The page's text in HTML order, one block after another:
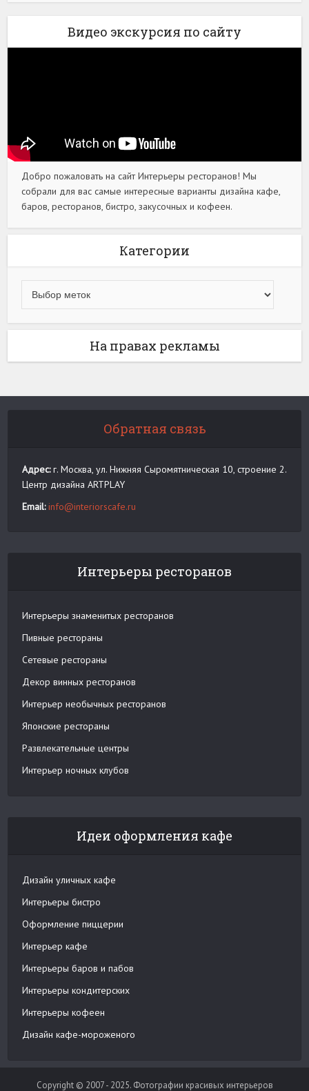
Видео экскурсия по сайту
Добро пожаловать на сайт Интерьеры ресторанов! Мы
собрали для вас самые интересные варианты дизайна кафе,
баров, ресторанов, бистро, закусочных и кофеен.
Категории
На правах рекламы
Обратная связь
Адрес:г. Москва, ул. Нижняя Сыромятническая 10, строение 2.
Центр дизайна ARTPLAY
Email: info@interiorscafe.ru
Интерьеры ресторанов
Интерьеры знаменитых ресторанов
Пивные рестораны
Сетевые рестораны
Декор винных ресторанов
Интерьер необычных ресторанов
Японские рестораны
Развлекательные центры
Интерьер ночных клубов
Идеи оформления кафе
Дизайн уличных кафе
Интерьеры бистро
Оформление пиццерии
Интерьер кафе
Интерьеры баров и пабов
Интерьеры кондитерских
Интерьеры кофеен
Дизайн кафе-мороженого
Copyright © 2007 - 2025. Фотографии красивых интерьеров